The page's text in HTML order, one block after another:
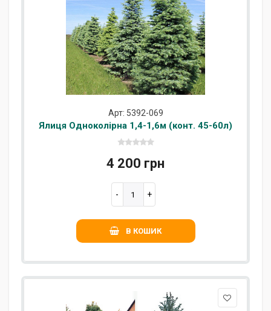
Арт: 5392-069
Ялиця Одноколірна 1,4-1,6м (конт. 45-60л)
4 200 грн
В КОШИК